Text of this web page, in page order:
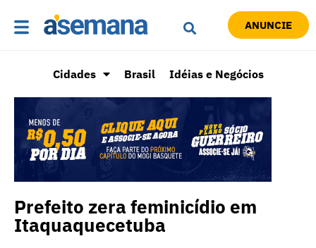
ANUNCIE
Cidades Brasil Idéias e Negócios
Prefeito zera feminicídio em
Itaquaquecetuba